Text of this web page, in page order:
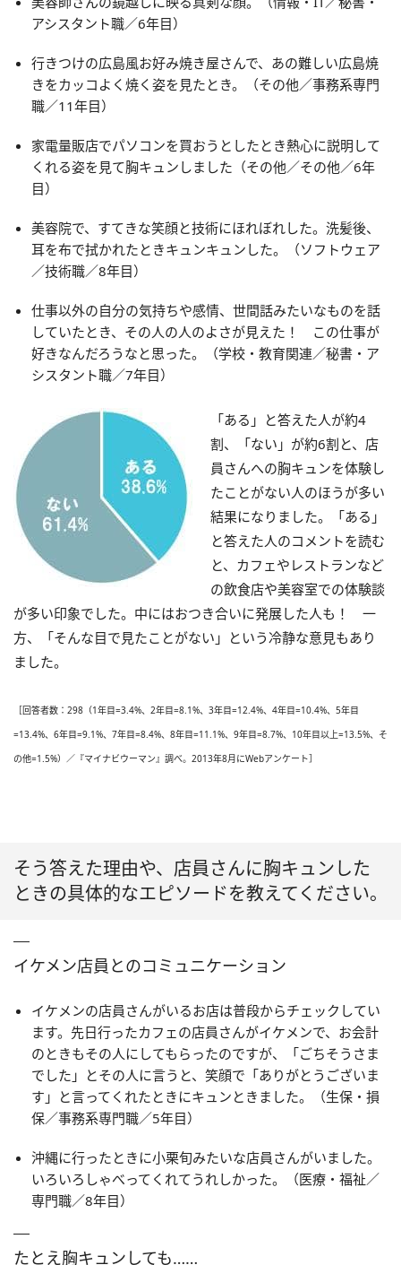
アシスタント職／6年目）
行きつけの広島風お好み焼き屋さんで、あの難しい広島焼
きをカッコよく焼く姿を見たとき。（その他／事務系専門
職／11年目）
家電量販店でパソコンを買おうとしたとき熱心に説明して
くれる姿を見て胸キュンしました（その他／その他／6年
目）
美容院で、すてきな笑顔と技術にほれぼれした。洗髪後、
耳を布で拭かれたときキュンキュンした。（ソフトウェア
／技術職／8年目）
仕事以外の自分の気持ちや感情、世間話みたいなものを話
していたとき、その人の人のよさが見えた！ この仕事が
好きなんだろうなと思った。（学校・教育関連／秘書・ア
シスタント職／7年目）
「ある」と答えた人が約4
割、「ない」が約6割と、店
員さんへの胸キュンを体験し
たことがない人のほうが多い
結果になりました。「ある」
と答えた人のコメントを読む
と、カフェやレストランなど
の飲食店や美容室での体験談
が多い印象でした。中にはおつき合いに発展した人も！ 一
方、「そんな目で見たことがない」という冷静な意見もあり
ました。
［回答者数：298（1年目=3.4%、2年目=8.1%、3年目=12.4%、4年目=10.4%、5年目
=13.4%、6年目=9.1%、7年目=8.4%、8年目=11.1%、9年目=8.7%、10年目以上=13.5%、そ
の他=1.5%）／『マイナビウーマン』調べ。2013年8月にWebアンケート］
そう答えた理由や、店員さんに胸キュンした
ときの具体的なエピソードを教えてください。
イケメン店員とのコミュニケーション
イケメンの店員さんがいるお店は普段からチェックしてい
ます。先日行ったカフェの店員さんがイケメンで、お会計
のときもその人にしてもらったのですが、「ごちそうさま
でした」とその人に言うと、笑顔で「ありがとうございま
す」と言ってくれたときにキュンときました。（生保・損
保／事務系専門職／5年目）
沖縄に行ったときに小栗旬みたいな店員さんがいました。
いろいろしゃべってくれてうれしかった。（医療・福祉／
専門職／8年目）
たとえ胸キュンしても……